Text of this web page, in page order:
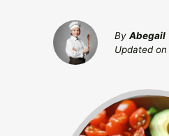
By Abegail
Updated on